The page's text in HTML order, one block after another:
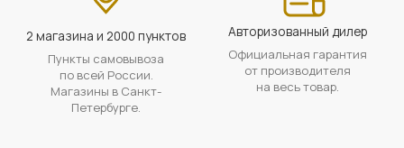
2 магазина и 2000 пунктов
Пункты самовывоза
по всей России.
Магазины в Санкт-
Петербурге.
Авторизованный дилер
Официальная гарантия
от производителя
на весь товар.